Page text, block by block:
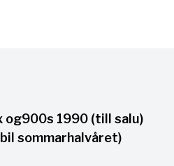
og900s 1990 (till salu)
sommarhalvåret)